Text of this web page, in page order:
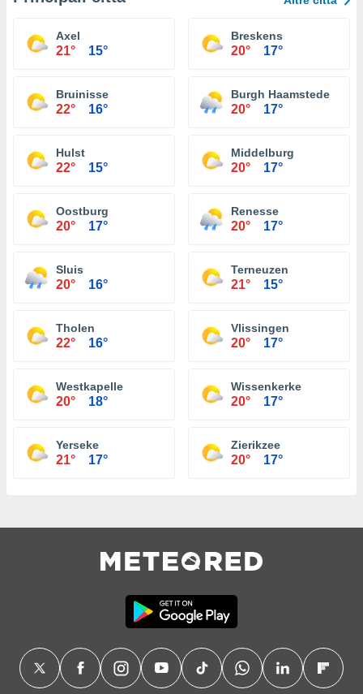
Axel
21° 15°
Breskens
20° 17°
Bruinisse
22° 16°
Burgh Haamstede
20° 17°
Hulst
22° 15°
Middelburg
20° 17°
Oostburg
20° 17°
Renesse
20° 17°
Sluis
20° 16°
Terneuzen
21° 15°
Tholen
22° 16°
Vlissingen
20° 17°
Westkapelle
20° 18°
Wissenkerke
20° 17°
Yerseke
21° 17°
Zierikzee
20° 17°